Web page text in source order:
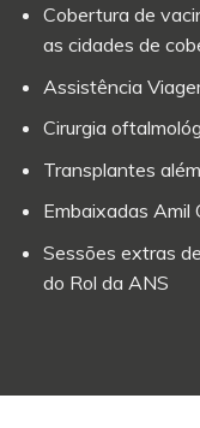
Cobertura de
as cidades de
Assistência
Cirurgia
Transplantes
Embaixadas Amil
Sessões extras
do Rol da ANS